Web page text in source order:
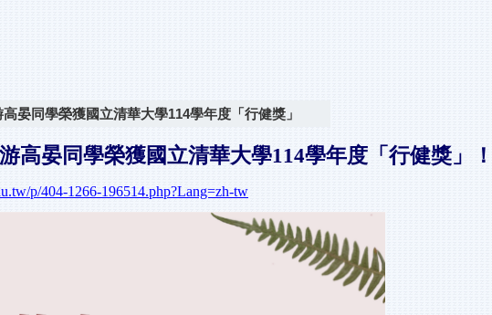
晏同學榮獲國立清華大學114學年度「行健獎」
高晏同學榮獲國立清華大學114學年度「行健獎」 ！
p/404-1266-196514.php?Lang=zh-tw